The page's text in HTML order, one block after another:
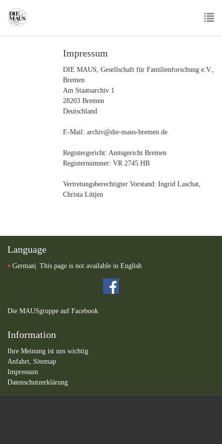
main
Impressum
DIE MAUS, Gesellschaft für Familienforschung e.V.,
Bremen
Am Staatsarchiv 1
28203 Bremen
Deutschland
E-Mail: archiv@die-maus-bremen.de
Registergericht: Amtsgericht Bremen
Registernummer: VR 2745 HB
Vertretungsberechtigter Vorstand: Ingrid Laschat,
Christa Lütjen
Language
German This page is not available in English
Die MAUSgruppe auf Facebook
Information
Ihre Meinung ist uns wichtig
Anfahrt, Sitemap
Impressum
Datenschutzerklärung